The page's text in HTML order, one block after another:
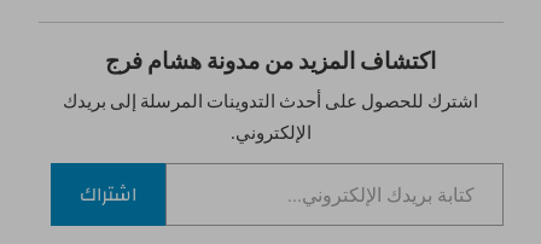
اكتشاف المزيد من مدونة هشام فرج
اشترك للحصول على أحدث التدوينات المرسلة إلى بريدك
الإلكتروني.
كتابة بريدك الإلكتروني...
اشتراك